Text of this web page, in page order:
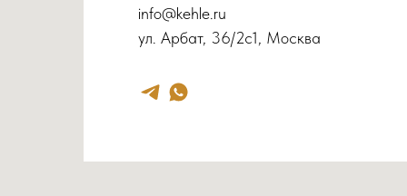
info@kehle.ru
ул. Арбат, 36/2с1, Москва